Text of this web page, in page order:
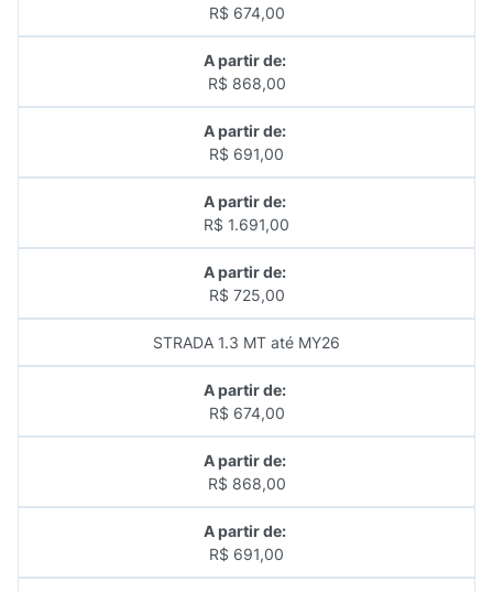
R$ 674,00
A partir de:
R$ 868,00
A partir de:
R$ 691,00
A partir de:
R$ 1.691,00
A partir de:
R$ 725,00
STRADA 1.3 MT até MY26
A partir de:
R$ 674,00
A partir de:
R$ 868,00
A partir de:
R$ 691,00